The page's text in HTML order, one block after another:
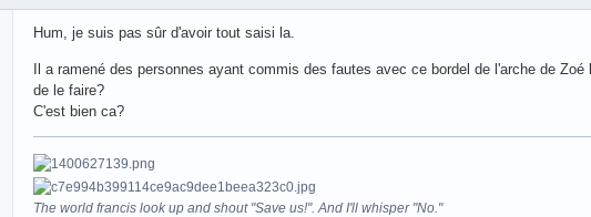
Hum, je suis pas sûr d'avoir tout saisi la.
Il a ramené des personnes ayant commis des fautes avec ce bordel de l'arche de
de le faire?
C'est bien ca?
The world francis look up and shout "Save us!". And I'll whisper "No."